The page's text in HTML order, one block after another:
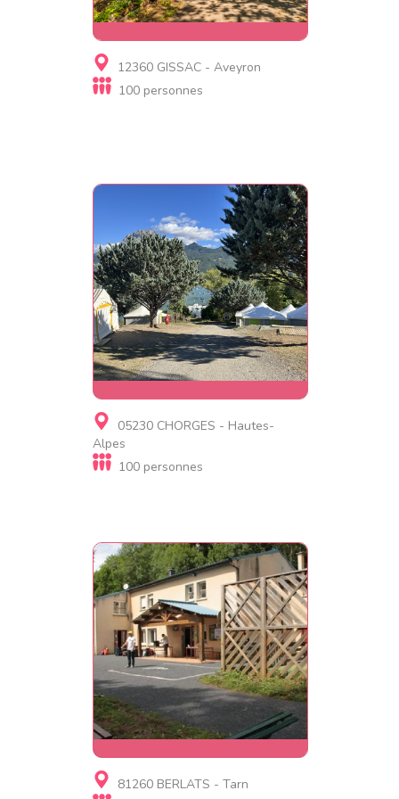
Gite
Domaine D'andabre
12360 GISSAC - Aveyron
100 personnes
Village de gites
Camp l'Avancée Bleue
05230 CHORGES - Hautes-
Alpes
100 personnes
Gite, Gite d'étape
BERLATS ACCUEIL
81260 BERLATS - Tarn